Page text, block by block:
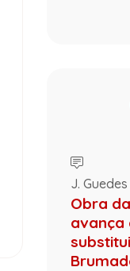
J.
Obra
avança